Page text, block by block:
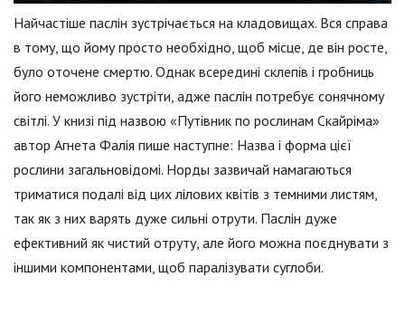
Найчастіше паслін зустрічається на кладовищах. Вся справа
в тому, що йому просто необхідно, щоб місце, де він росте,
було оточене смертю. Однак всередині склепів і гробниць
його неможливо зустріти, адже паслін потребує сонячному
світлі. У книзі під назвою «Путівник по рослинам Скайріма»
автор Агнета Фалія пише наступне: Назва і форма цієї
рослини загальновідомі. Норды зазвичай намагаються
триматися подалі від цих лілових квітів з темними листям,
так як з них варять дуже сильні отрути. Паслін дуже
ефективний як чистий отруту, але його можна поєднувати з
іншими компонентами, щоб паралізувати суглоби.